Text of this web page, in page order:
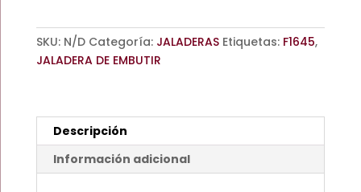
NIQUEL
SATINADO
96mm
cantidad
SKU: N/D Categoría: JALADERAS Etiquetas: F1645,
JALADERA DE EMBUTIR
Descripción
Información adicional